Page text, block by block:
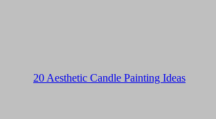
20 Aesthetic Candle Painting Ideas